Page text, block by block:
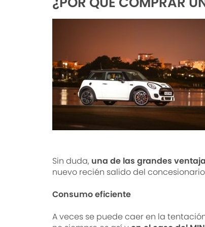
Sin duda, una de las grandes
nuevo recién salido del
Consumo eficiente
A veces se puede caer en la